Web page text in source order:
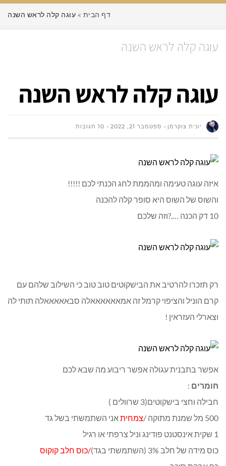
דף הבית » עוגה קלה לראש השנה
עוגה קלה לראש השנה
עוגה קלה לראש השנה
יונית צוקרמן ספטמבר 21, 2022 10 תגובות
איזה עוגה טעימה ומהממת לחג הכנתי לכם !!!!!
והשוס של השוס היא סופר קלה להכנה
10 דק הכנה ….?וזה שלכם
רק תזכרו להרטיב את הבישקוטים טוב טוב כי השילוב שלהם עם
קרם הוניל והציפוי קרמל זה אמאאאאאאלה סבאאאאאלה תותי לה
וצארלי העזראין !
אפשר בתבנית עגולה אפשר ריבוע מה שבא לכם
חומרים :
חבילה וחצי בישקוטים(3 שרוולים )
500 מל שמנת מתוקה /
צמחיתאני השתמשתי בשל גד
1 שקית אינסטנט פודינג וניל צרפתי או רגיל
כוס מידה של חלב 3% (השתמשתי בגד)
/כוס חלב קוקוס